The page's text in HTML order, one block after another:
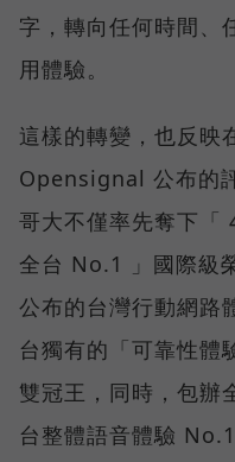
字，轉向任何時間、
用體驗。
這樣的轉變，也反映
Opensignal 公布的
哥大不僅率先奪下「
全台 No.1 」國際級
公布的台灣行動網路
台獨有的「可靠性體
雙冠王，同時，包辦
台整體語音體驗